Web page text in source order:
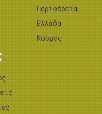
Περιφέρεια
Ελλάδα
Κόσμος